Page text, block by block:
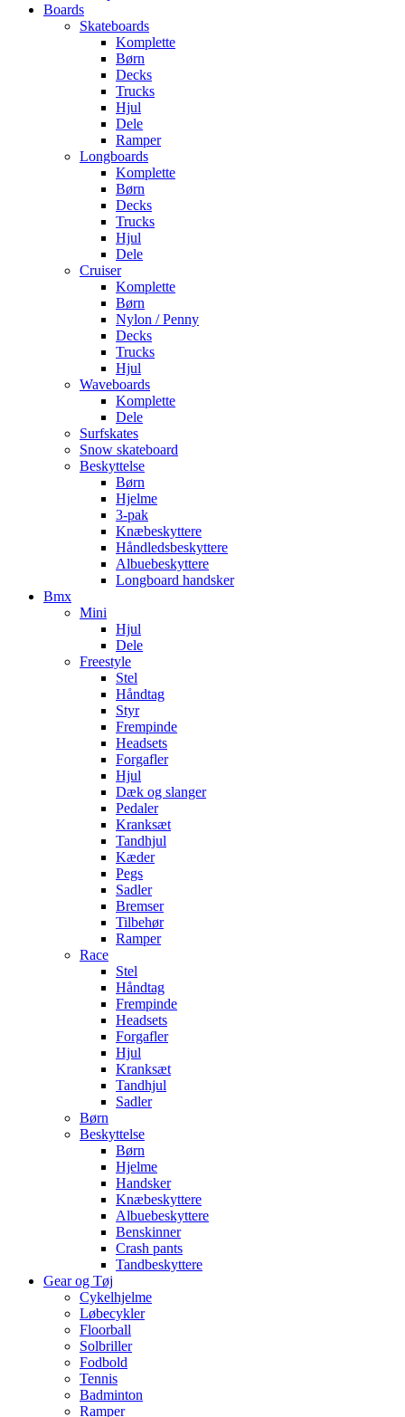
Boards
Skateboards
Komplette
Børn
Decks
Trucks
Hjul
Dele
Ramper
Longboards
Komplette
Børn
Decks
Trucks
Hjul
Dele
Cruiser
Komplette
Børn
Nylon / Penny
Decks
Trucks
Hjul
Waveboards
Komplette
Dele
Surfskates
Snow skateboard
Beskyttelse
Børn
Hjelme
3-pak
Knæbeskyttere
Håndledsbeskyttere
Albuebeskyttere
Longboard handsker
Bmx
Mini
Hjul
Dele
Freestyle
Stel
Håndtag
Styr
Frempinde
Headsets
Forgafler
Hjul
Dæk og slanger
Pedaler
Kranksæt
Tandhjul
Kæder
Pegs
Sadler
Bremser
Tilbehør
Ramper
Race
Stel
Håndtag
Frempinde
Headsets
Forgafler
Hjul
Kranksæt
Tandhjul
Sadler
Børn
Beskyttelse
Børn
Hjelme
Handsker
Knæbeskyttere
Albuebeskyttere
Benskinner
Crash pants
Tandbeskyttere
Gear og Tøj
Cykelhjelme
Løbecykler
Floorball
Solbriller
Fodbold
Tennis
Badminton
Ramper